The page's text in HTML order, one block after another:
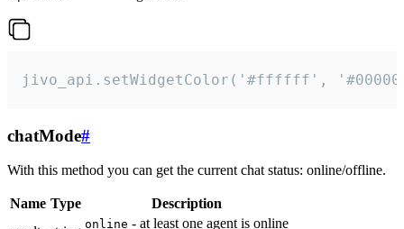
jivo_api.setWidgetColor('#ffffff',
chatMode#
With this method you can get the current chat status: online/offline.
Name Type
Description
online - at least one agent is online